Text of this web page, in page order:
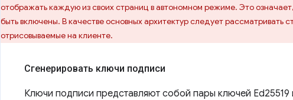
отображать каждую из своих страниц в автономном режиме. Это
быть включены. В качестве основных архитектур следует рассматривать
отрисовываемые на клиенте.
Сгенерировать ключи подписи
Ключи подписи представляют собой пары ключей